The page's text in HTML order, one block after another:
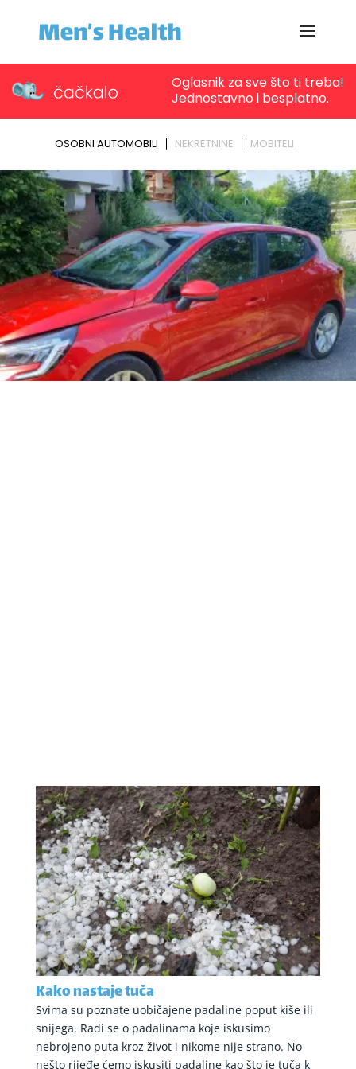
Kako nastaje tuča
Svima su poznate uobičajene padaline poput kiše ili
snijega. Radi se o padalinama koje iskusimo
nebrojeno puta kroz život i nikome nije strano. No
nešto rijeđe ćemo iskusiti padaline kao što je tuča k